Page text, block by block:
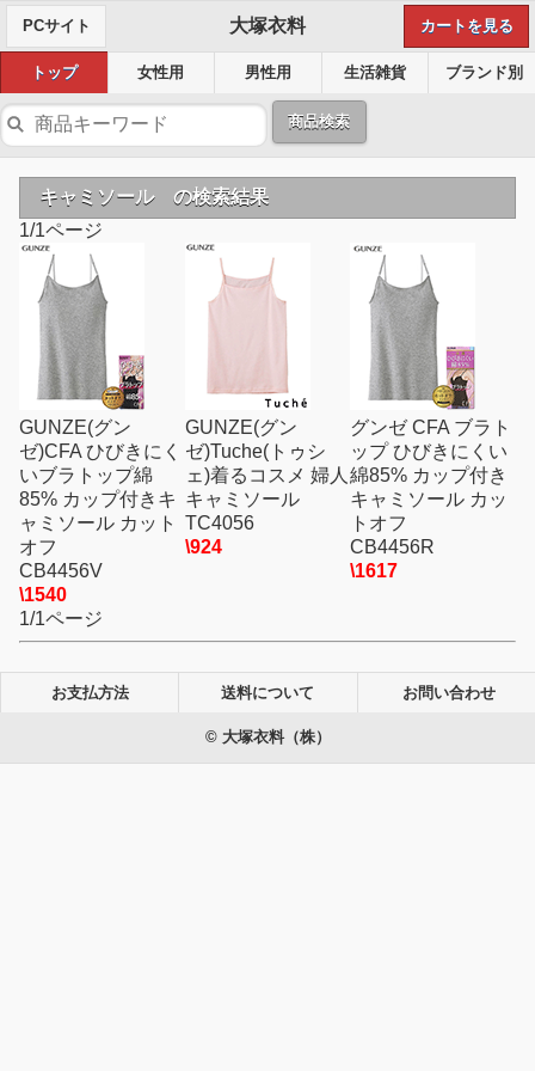
PCサイト 大塚衣料 カートを見る
トップ 女性用 男性用 生活雑貨 ブランド別
商品検索
キャミソール の検索結果
1/1ページ
GUNZE(グン
ゼ)CFA ひびきにく
いブラトップ綿
85% カップ付きキ
ャミソール カット
オフ
CB4456V
\1540
GUNZE(グン
ゼ)Tuche(トゥシ
ェ)着るコスメ 婦人
キャミソール
TC4056
\924
グンゼ CFA ブラト
ップ ひびきにくい
綿85% カップ付き
キャミソール カッ
トオフ
CB4456R
\1617
1/1ページ
お支払方法 送料について お問い合わせ
© 大塚衣料（株）